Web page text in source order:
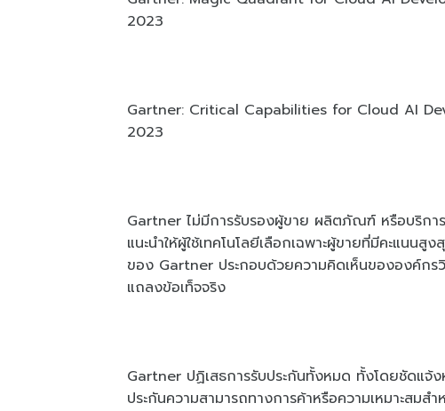
2023
Gartner: Critical Capabilities for Cloud AI
2023
Gartner ไม่มีการรับรองผู้ขาย ผลิตภัณฑ์ หรือบริกา
แนะนําให้ผู้ใช้เทคโนโลยีเลือกเฉพาะผู้ขายที่มีคะแน
ของ Gartner ประกอบด้วยความคิดเห็นขององค์กร
แถลงข้อเท็จจริง
Gartner ปฏิเสธการรับประกันทั้งหมด ทั้งโดยชัดแจ้
ประกันความสามารถทางการค้าหรือความเหมาะสมสํา